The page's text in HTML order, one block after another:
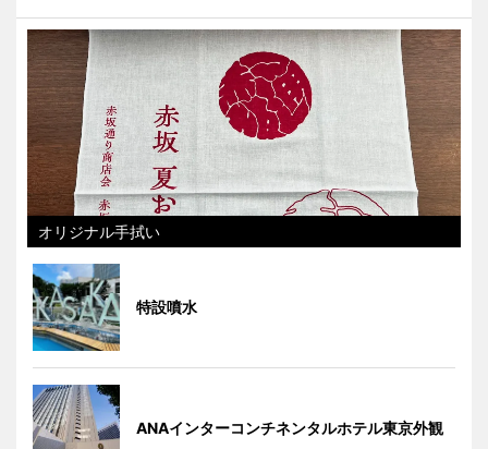
オリジナル手拭い
特設噴水
ANAインターコンチネンタルホテル東京外観